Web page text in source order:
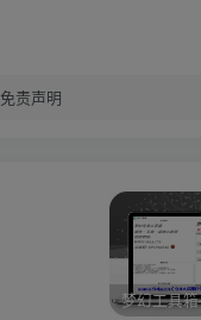
免责声明